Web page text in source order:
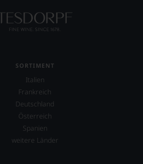
SORTIMENT
Italien
Frankreich
Deutschland
Österreich
Spanien
weitere Länder